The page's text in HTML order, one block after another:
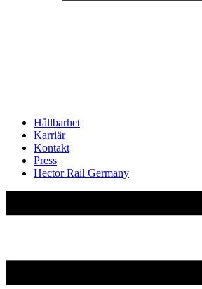
Hållbarhet
Karriär
Kontakt
Press
Hector Rail Germany